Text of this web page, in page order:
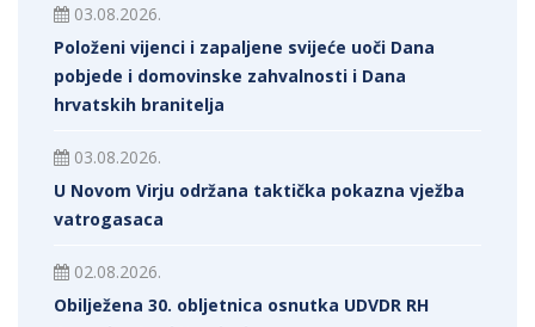
03.08.2026.
Položeni vijenci i zapaljene svijeće uoči Dana
pobjede i domovinske zahvalnosti i Dana
hrvatskih branitelja
03.08.2026.
U Novom Virju održana taktička pokazna vježba
vatrogasaca
02.08.2026.
Obilježena 30. obljetnica osnutka UDVDR RH